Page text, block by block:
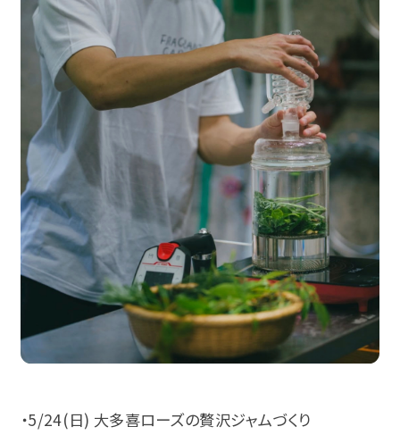
・5/24(日) 大多喜ローズの贅沢ジャムづくり